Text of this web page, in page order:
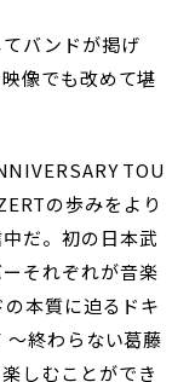
バンドが掲げ
像でも改めて堪
TOU
の歩みをより
だ。初の日本武
それぞれが音楽
本質に迫るドキ
〜終わらない葛藤
しむことができ